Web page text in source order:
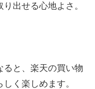
出せる心地よさ。
ると、楽天の買い物
く楽しめます。